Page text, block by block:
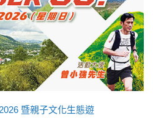
暨親子文化生態遊